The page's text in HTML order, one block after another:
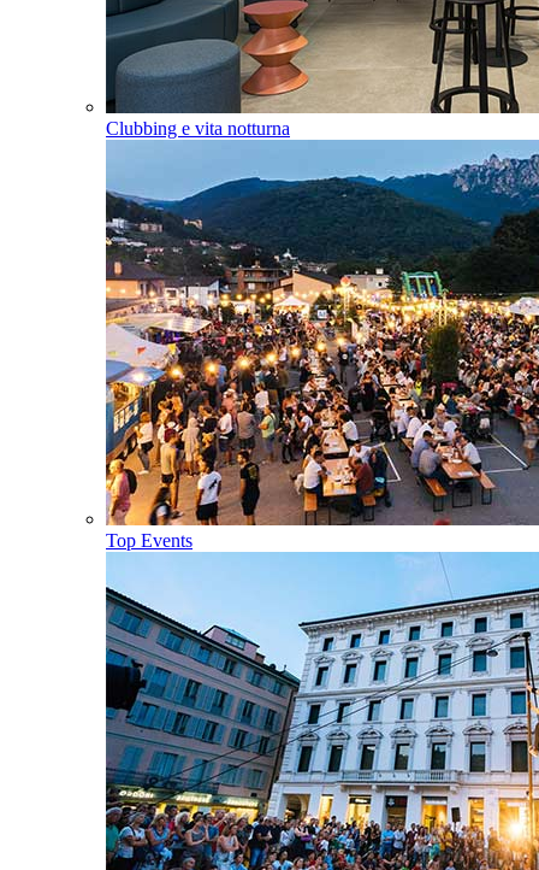
Clubbing e vita notturna
Top Events